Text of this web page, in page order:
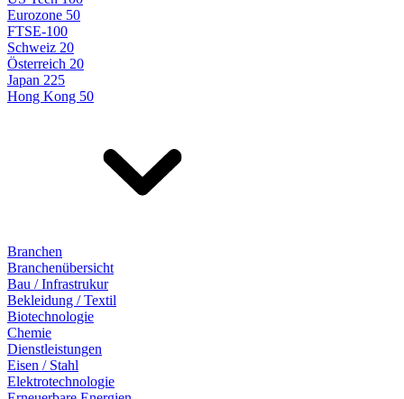
Eurozone 50
FTSE-100
Schweiz 20
Österreich 20
Japan 225
Hong Kong 50
Branchen
Branchenübersicht
Bau / Infrastrukur
Bekleidung / Textil
Biotechnologie
Chemie
Dienstleistungen
Eisen / Stahl
Elektrotechnologie